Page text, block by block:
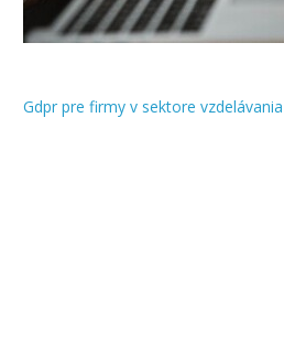
Gdpr pre firmy v sektore vzdelávania